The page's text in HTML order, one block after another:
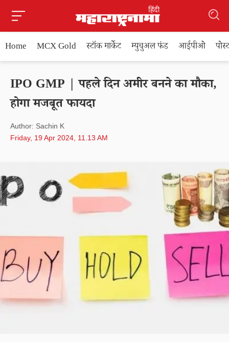
Home MCX Gold स्टॉक मार्केट म्युचुअल फंड आईपीओ
IPO GMP | पहले दिन अमीर बनने का मौका,
होगा मजबूत फायदा
Author: Sachin K
Friday, 19 Apr 2024, 11.13 AM